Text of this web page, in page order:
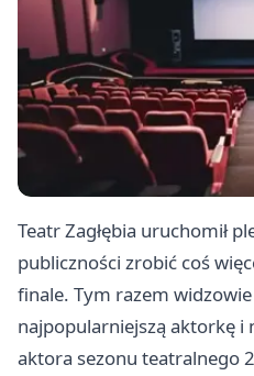
Teatr Zagłębia uruchomił
publiczności zrobić coś
finale. Tym razem
najpopularniejszą aktorkę i
aktora sezonu teatralnego